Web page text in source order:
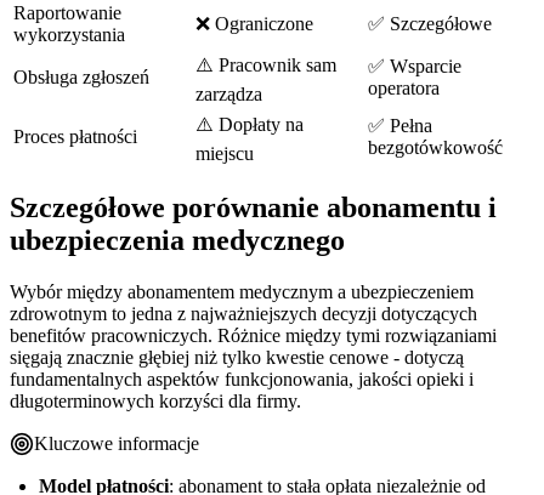
Raportowanie
wykorzystania
❌ Ograniczone ✅ Szczegółowe
Obsługa zgłoszeń
⚠️ Pracownik sam
zarządza
✅ Wsparcie
operatora
Proces płatności
⚠️ Dopłaty na
miejscu
✅ Pełna
bezgotówkowość
Szczegółowe porównanie abonamentu i
ubezpieczenia medycznego
Wybór między abonamentem medycznym a ubezpieczeniem
zdrowotnym to jedna z najważniejszych decyzji dotyczących
benefitów pracowniczych. Różnice między tymi rozwiązaniami
sięgają znacznie głębiej niż tylko kwestie cenowe - dotyczą
fundamentalnych aspektów funkcjonowania, jakości opieki i
długoterminowych korzyści dla firmy.
Kluczowe informacje
Model płatności: abonament to stała opłata niezależnie od